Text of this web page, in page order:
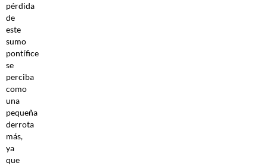
pérdida
de
este
sumo
pontífice
se
perciba
como
una
pequeña
derrota
más,
ya
que